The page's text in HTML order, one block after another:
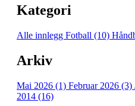
Kategori
Alle innlegg Fotball (10)
Arkiv
Mai 2026 (1) Februar 2026 (3)
2014 (16)